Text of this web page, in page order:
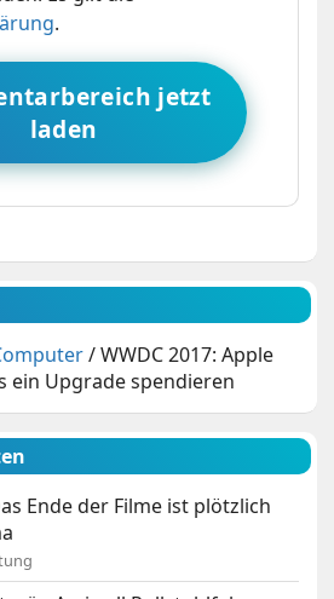
.
jetzt
laden
/WWDC 2017: Apple
ein Upgrade spendieren
Ende der Filme ist plötzlich